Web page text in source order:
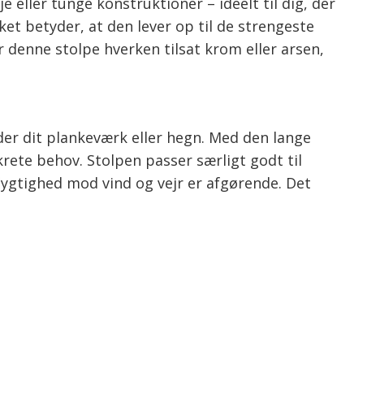
betyder, at den lever op til de strengeste
stolpe hverken tilsat krom eller arsen,
dit plankeværk eller hegn. Med den lange
behov. Stolpen passer særligt godt til
mod vind og vejr er afgørende. Det